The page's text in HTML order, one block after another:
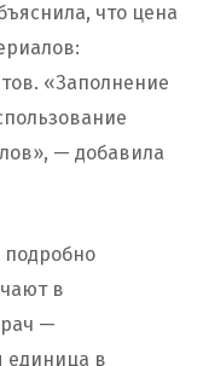
что цена
«Заполнение
— добавила
подробно
в
—
единица в